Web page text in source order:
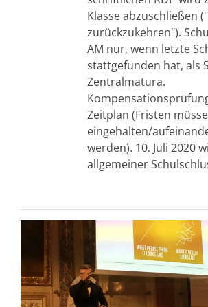
Klasse abzuschließen
zurückzukehren").
AM nur, wenn letzte
stattgefunden hat, als
Zentralmatura.
Zeitplan (Fristen
eingehalten/
werden). 10. Juli 2020
allgemeiner